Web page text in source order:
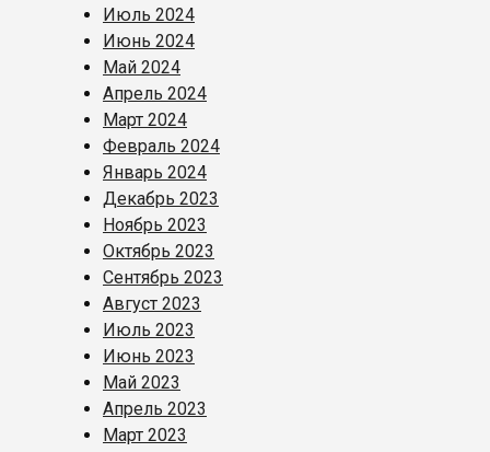
Июль 2024
Июнь 2024
Май 2024
Апрель 2024
Март 2024
Февраль 2024
Январь 2024
Декабрь 2023
Ноябрь 2023
Октябрь 2023
Сентябрь 2023
Август 2023
Июль 2023
Июнь 2023
Май 2023
Апрель 2023
Март 2023